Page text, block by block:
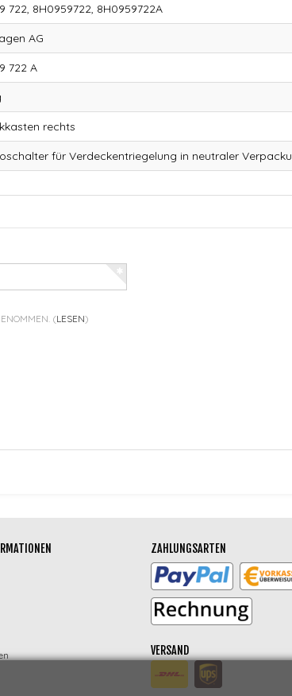
722, 8H0959722, 8H0959722A
AG
722 A
rechts
für Verdeckentriegelung in neutraler
(LESEN)
ZAHLUNGSARTEN
VERSAND